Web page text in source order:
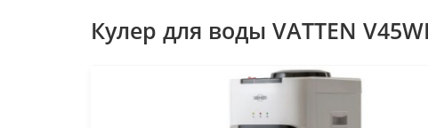
Кулер для воды VATTEN